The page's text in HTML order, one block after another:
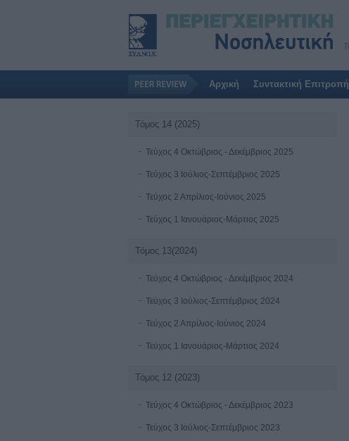
Αρχική Συντακτική Επιτροπή
Τόμος 14 (2025)
Τεύχος 4 Οκτώβριος - Δεκέμβριος 2025
Τεύχος 3 Ιούλιος-Σεπτέμβριος 2025
Τεύχος 2 Απρίλιος-Ιούνιος 2025
Τεύχος 1 Ιανουάριος-Μάρτιος 2025
Τόμος 13(2024)
Τεύχος 4 Οκτώβριος - Δεκέμβριος 2024
Τεύχος 3 Ιούλιος-Σεπτέμβριος 2024
Τεύχος 2 Απρίλιος-Ιούνιος 2024
Τεύχος 1 Ιανουάριος-Μάρτιος 2024
Τόμος 12 (2023)
Τεύχος 4 Οκτώβριος - Δεκέμβριος 2023
Τεύχος 3 Ιούλιος-Σεπτέμβριος 2023